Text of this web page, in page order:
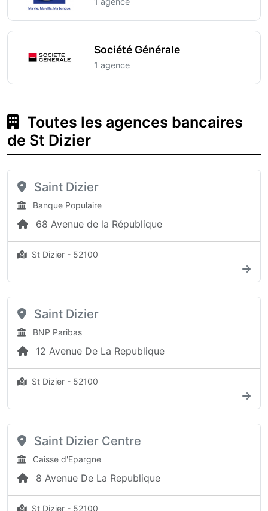
Société Générale
1 agence
Toutes les agences bancaires
de St Dizier
Saint Dizier
Banque Populaire
68 Avenue de la République
St Dizier - 52100
Saint Dizier
BNP Paribas
12 Avenue De La Republique
St Dizier - 52100
Saint Dizier Centre
Caisse d'Epargne
8 Avenue De La Republique
St Dizier - 52100